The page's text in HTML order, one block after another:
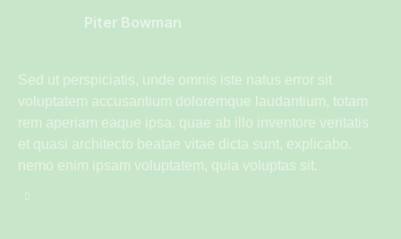
Piter Bowman
Sed ut perspiciatis, unde omnis iste natus error sit
voluptatem accusantium doloremque laudantium, totam
rem aperiam eaque ipsa, quae ab illo inventore veritatis
et quasi architecto beatae vitae dicta sunt, explicabo.
nemo enim ipsam voluptatem, quia voluptas sit.